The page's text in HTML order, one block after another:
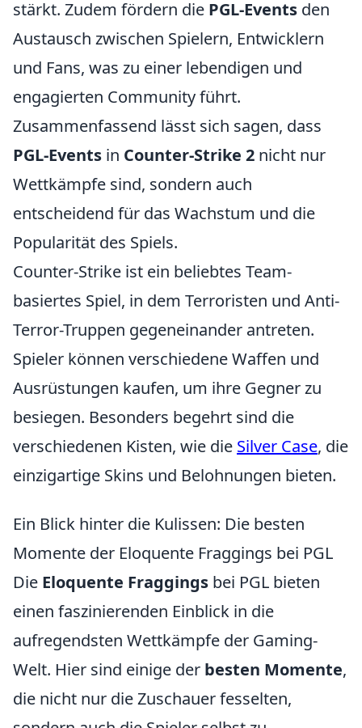
stärkt. Zudem fördern die PGL-Events den
Austausch zwischen Spielern, Entwicklern
und Fans, was zu einer lebendigen und
engagierten Community führt.
Zusammenfassend lässt sich sagen, dass
PGL-Events in Counter-Strike 2 nicht nur
Wettkämpfe sind, sondern auch
entscheidend für das Wachstum und die
Popularität des Spiels.
Counter-Strike ist ein beliebtes Team-
basiertes Spiel, in dem Terroristen und Anti-
Terror-Truppen gegeneinander antreten.
Spieler können verschiedene Waffen und
Ausrüstungen kaufen, um ihre Gegner zu
besiegen. Besonders begehrt sind die
verschiedenen Kisten, wie die Silver Case, die
einzigartige Skins und Belohnungen bieten.
Ein Blick hinter die Kulissen: Die besten
Momente der Eloquente Fraggings bei PGL
Die Eloquente Fraggings bei PGL bieten
einen faszinierenden Einblick in die
aufregendsten Wettkämpfe der Gaming-
Welt. Hier sind einige der besten Momente,
die nicht nur die Zuschauer fesselten,